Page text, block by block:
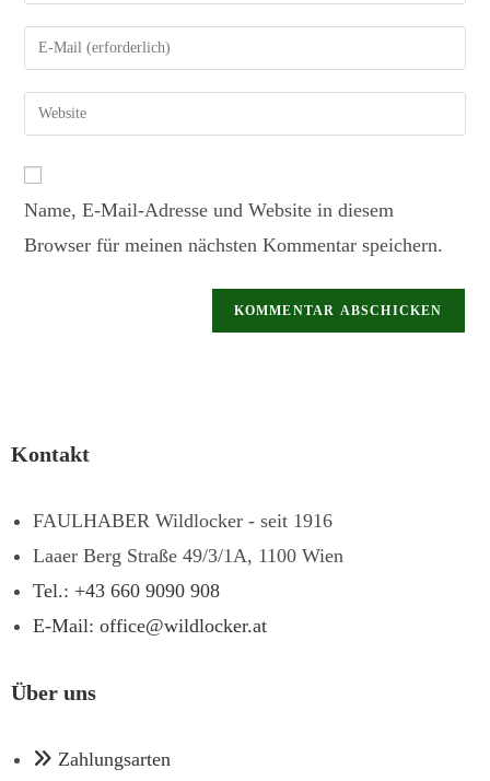
Name, E-Mail-Adresse und Website in diesem
Browser für meinen nächsten Kommentar speichern.
Kontakt
FAULHABER Wildlocker - seit 1916
Laaer Berg Straße 49/3/1A, 1100 Wien
Tel.: +43 660 9090 908
E-Mail: office@wildlocker.at
Über uns
Zahlungsarten